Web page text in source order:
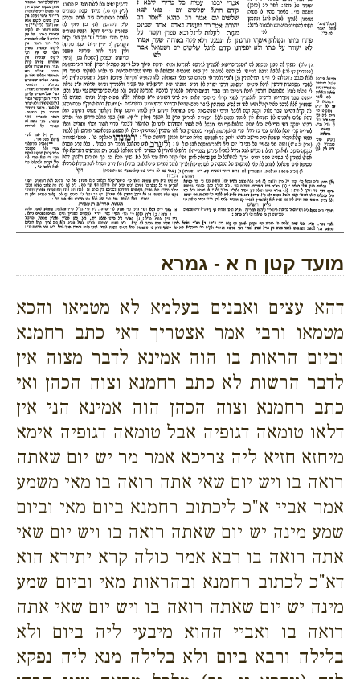
מועד קטן ח א - גמרא
דהא עצים ואבנים בעלמא לא מטמאו והכא
מטמאו ורבי אמר אצטריך דאי כתב רחמנא
וביום הראות בו הוה אמינא לדבר מצוה אין
לדבר הרשות לא כתב רחמנא וצוה הכהן ואי
כתב רחמנא וצוה הכהן הוה אמינא הני אין
דלאו טומאה דגופיה אבל טומאה דגופיה אימא
מיחזא חזיא ליה צריכא אמר מר יש יום שאתה
רואה בו ויש יום שאי אתה רואה בו מאי משמע
אמר אביי א"כ ליכתוב רחמנא ביום מאי וביום
שמע מינה יש יום שאתה רואה בו ויש יום שאי
אתה רואה בו רבא אמר כולה קרא יתירא הוא
דא"כ לכתוב רחמנא ובהראות מאי וביום שמע
מינה יש יום שאתה רואה בו ויש יום שאי אתה
רואה בו ואביי ההוא מיבעי ליה ביום ולא
בלילה ורבא ביום ולא בלילה מנא ליה נפקא